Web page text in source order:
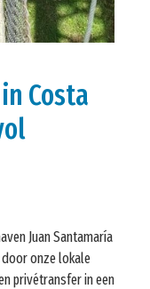
Costa
Juan Santamaría
onze lokale
privétransfer in een